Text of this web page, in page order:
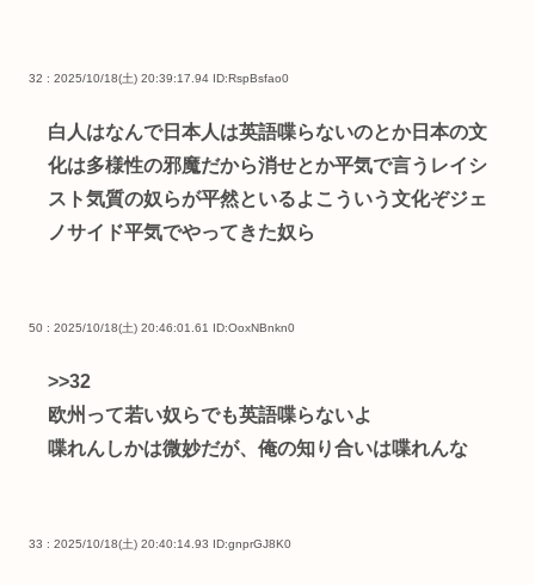
32 : 2025/10/18(土) 20:39:17.94 ID:RspBsfao0
白人はなんで日本人は英語喋らないのとか日本の文
化は多様性の邪魔だから消せとか平気で言うレイシ
スト気質の奴らが平然といるよこういう文化ぞジェ
ノサイド平気でやってきた奴ら
50 : 2025/10/18(土) 20:46:01.61 ID:OoxNBnkn0
>>32
欧州って若い奴らでも英語喋らないよ
喋れんしかは微妙だが、俺の知り合いは喋れんな
33 : 2025/10/18(土) 20:40:14.93 ID:gnprGJ8K0